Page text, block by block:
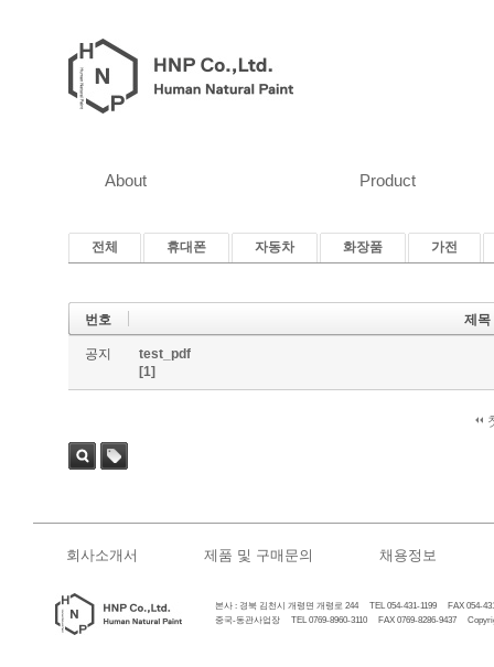
About Product
전체 휴대폰 자동차 화장품 가전
번호 제목
공지
test_pdf
[1]
회사소개서 제품 및 구매문의 채용정보
본사 : 경북 김천시 개령면 개령로 244 TEL 054-431-1199 FAX 054-
중국-동관사업장 TEL 0769-8960-3110 FAX 0769-8286-9437